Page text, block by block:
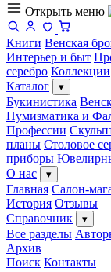
Открыть меню
Книги Венская
Интерьер и быт
серебро Коллекции
Каталог
▾
Букинистика
Нумизматика и
Профессии
планы Столовое
приборы
О нас
▾
Главная Салон-
История Отзывы
Справочник
▾
Все разделы
Архив
Поиск Контакты